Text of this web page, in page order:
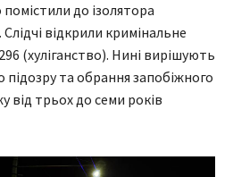
до ізолятора
відкрили кримінальне
(хуліганство). Нині вирішують
та обрання запобіжного
від трьох до семи років